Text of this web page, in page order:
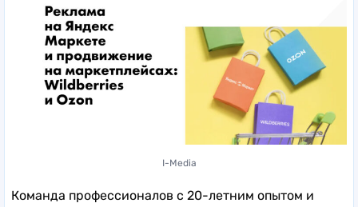
I-Media
Команда профессионалов с 20-летним опытом и